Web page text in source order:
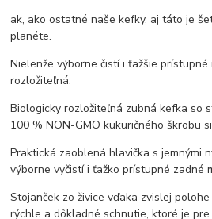
ak, ako ostatné naše kefky, aj táto je
planéte.
Nielenže výborne čistí i ťažšie
rozložiteľná.
Biologicky rozložiteľná zubná kefka so
100 % NON-GMO kukuričného škrobu
Praktická zaoblená hlavička s jemnými
výborne vyčistí i ťažko prístupné zadné
Stojanček zo živice vďaka zvislej
rýchle a dôkladné schnutie, ktoré je